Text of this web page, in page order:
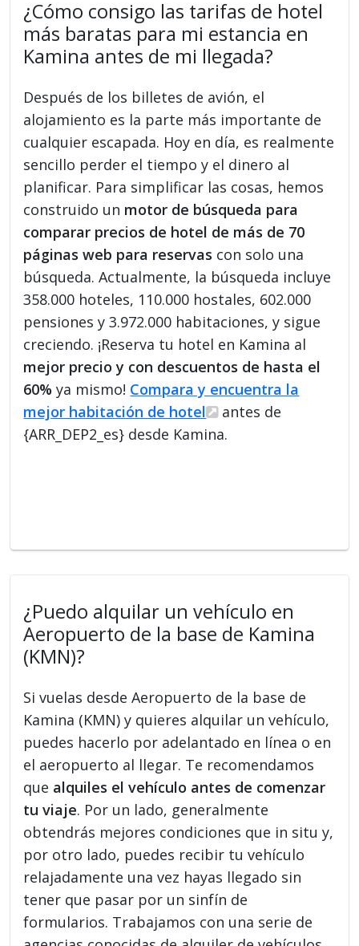
¿Cómo consigo las tarifas de hotel
más baratas para mi estancia en
Kamina antes de mi llegada?
Después de los billetes de avión, el
alojamiento es la parte más importante de
cualquier escapada. Hoy en día, es realmente
sencillo perder el tiempo y el dinero al
planificar. Para simplificar las cosas, hemos
construido un motor de búsqueda para
comparar precios de hotel de más de 70
páginas web para reservas con solo una
búsqueda. Actualmente, la búsqueda incluye
358.000 hoteles, 110.000 hostales, 602.000
pensiones y 3.972.000 habitaciones, y sigue
creciendo. ¡Reserva tu hotel en Kamina al
mejor precio y con descuentos de hasta el
60% ya mismo! Compara y encuentra la
mejor habitación de hotel
antes de
{ARR_DEP2_es} desde Kamina.
¿Puedo alquilar un vehículo en
Aeropuerto de la base de Kamina
(KMN)?
Si vuelas desde Aeropuerto de la base de
Kamina (KMN) y quieres alquilar un vehículo,
puedes hacerlo por adelantado en línea o en
el aeropuerto al llegar. Te recomendamos
que alquiles el vehículo antes de comenzar
tu viaje. Por un lado, generalmente
obtendrás mejores condiciones que in situ y,
por otro lado, puedes recibir tu vehículo
relajadamente una vez hayas llegado sin
tener que pasar por un sinfín de
formularios. Trabajamos con una serie de